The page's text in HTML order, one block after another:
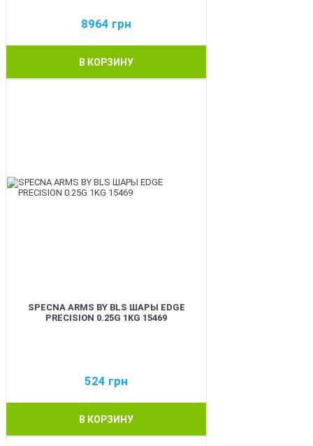
8964 грн
В КОРЗИНУ
SPECNA ARMS BY BLS ШАРЫ EDGE
PRECISION 0.25G 1KG 15469
524 грн
В КОРЗИНУ